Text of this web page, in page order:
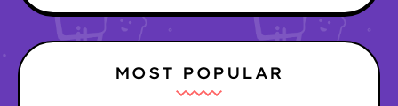
MOST POPULAR